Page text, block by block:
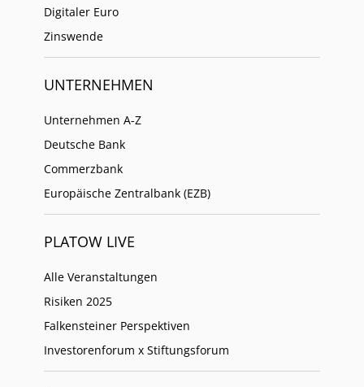
Digitaler Euro
Zinswende
UNTERNEHMEN
Unternehmen A-Z
Deutsche Bank
Commerzbank
Europäische Zentralbank (EZB)
PLATOW LIVE
Alle Veranstaltungen
Risiken 2025
Falkensteiner Perspektiven
Investorenforum x Stiftungsforum